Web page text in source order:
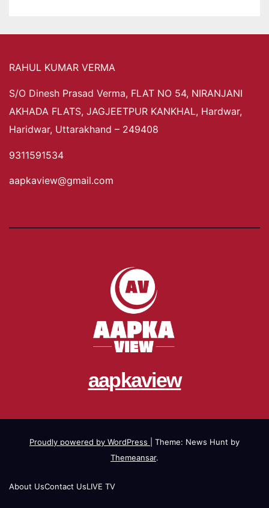
RAHUL KUMAR VERMA
S/O Dinesh Prasad Verma, FLAT NO 54, NIRANJANI
AKHADA FLATS, JAGJEETPUR KANKHAL, Hardwar,
Haridwar, Uttarakhand – 249408
9311591534
aapkaview@gmail.com
aapkaview
Proudly powered by WordPress
Theme: News Hunt by
Themeansar.
About UsContact UsLIVE TV